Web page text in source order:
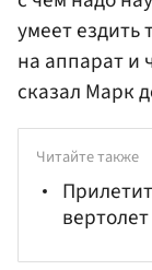
умеет ездить
на аппарат и
сказал Марк
Читайте также